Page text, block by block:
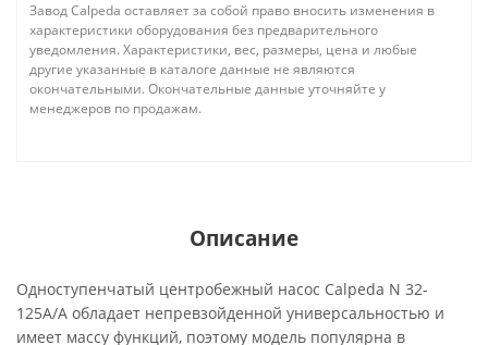
Завод Calpeda оставляет за собой право вносить изменения в
характеристики оборудования без предварительного
уведомления. Характеристики, вес, размеры, цена и любые
другие указанные в каталоге данные не являются
окончательными. Окончательные данные уточняйте у
менеджеров по продажам.
Описание
Одноступенчатый центробежный насос Calpeda N 32-
125A/A обладает непревзойденной универсальностью и
имеет массу функций, поэтому модель популярна в